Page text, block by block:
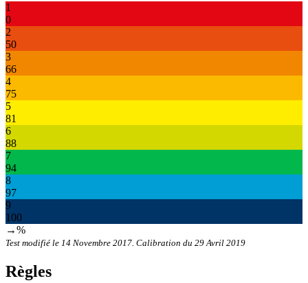
1
0
2
50
3
66
4
75
5
81
6
88
7
94
8
97
9
100
→%
Test modifié le 14 Novembre 2017. Calibration du 29 Avril 2019
Règles